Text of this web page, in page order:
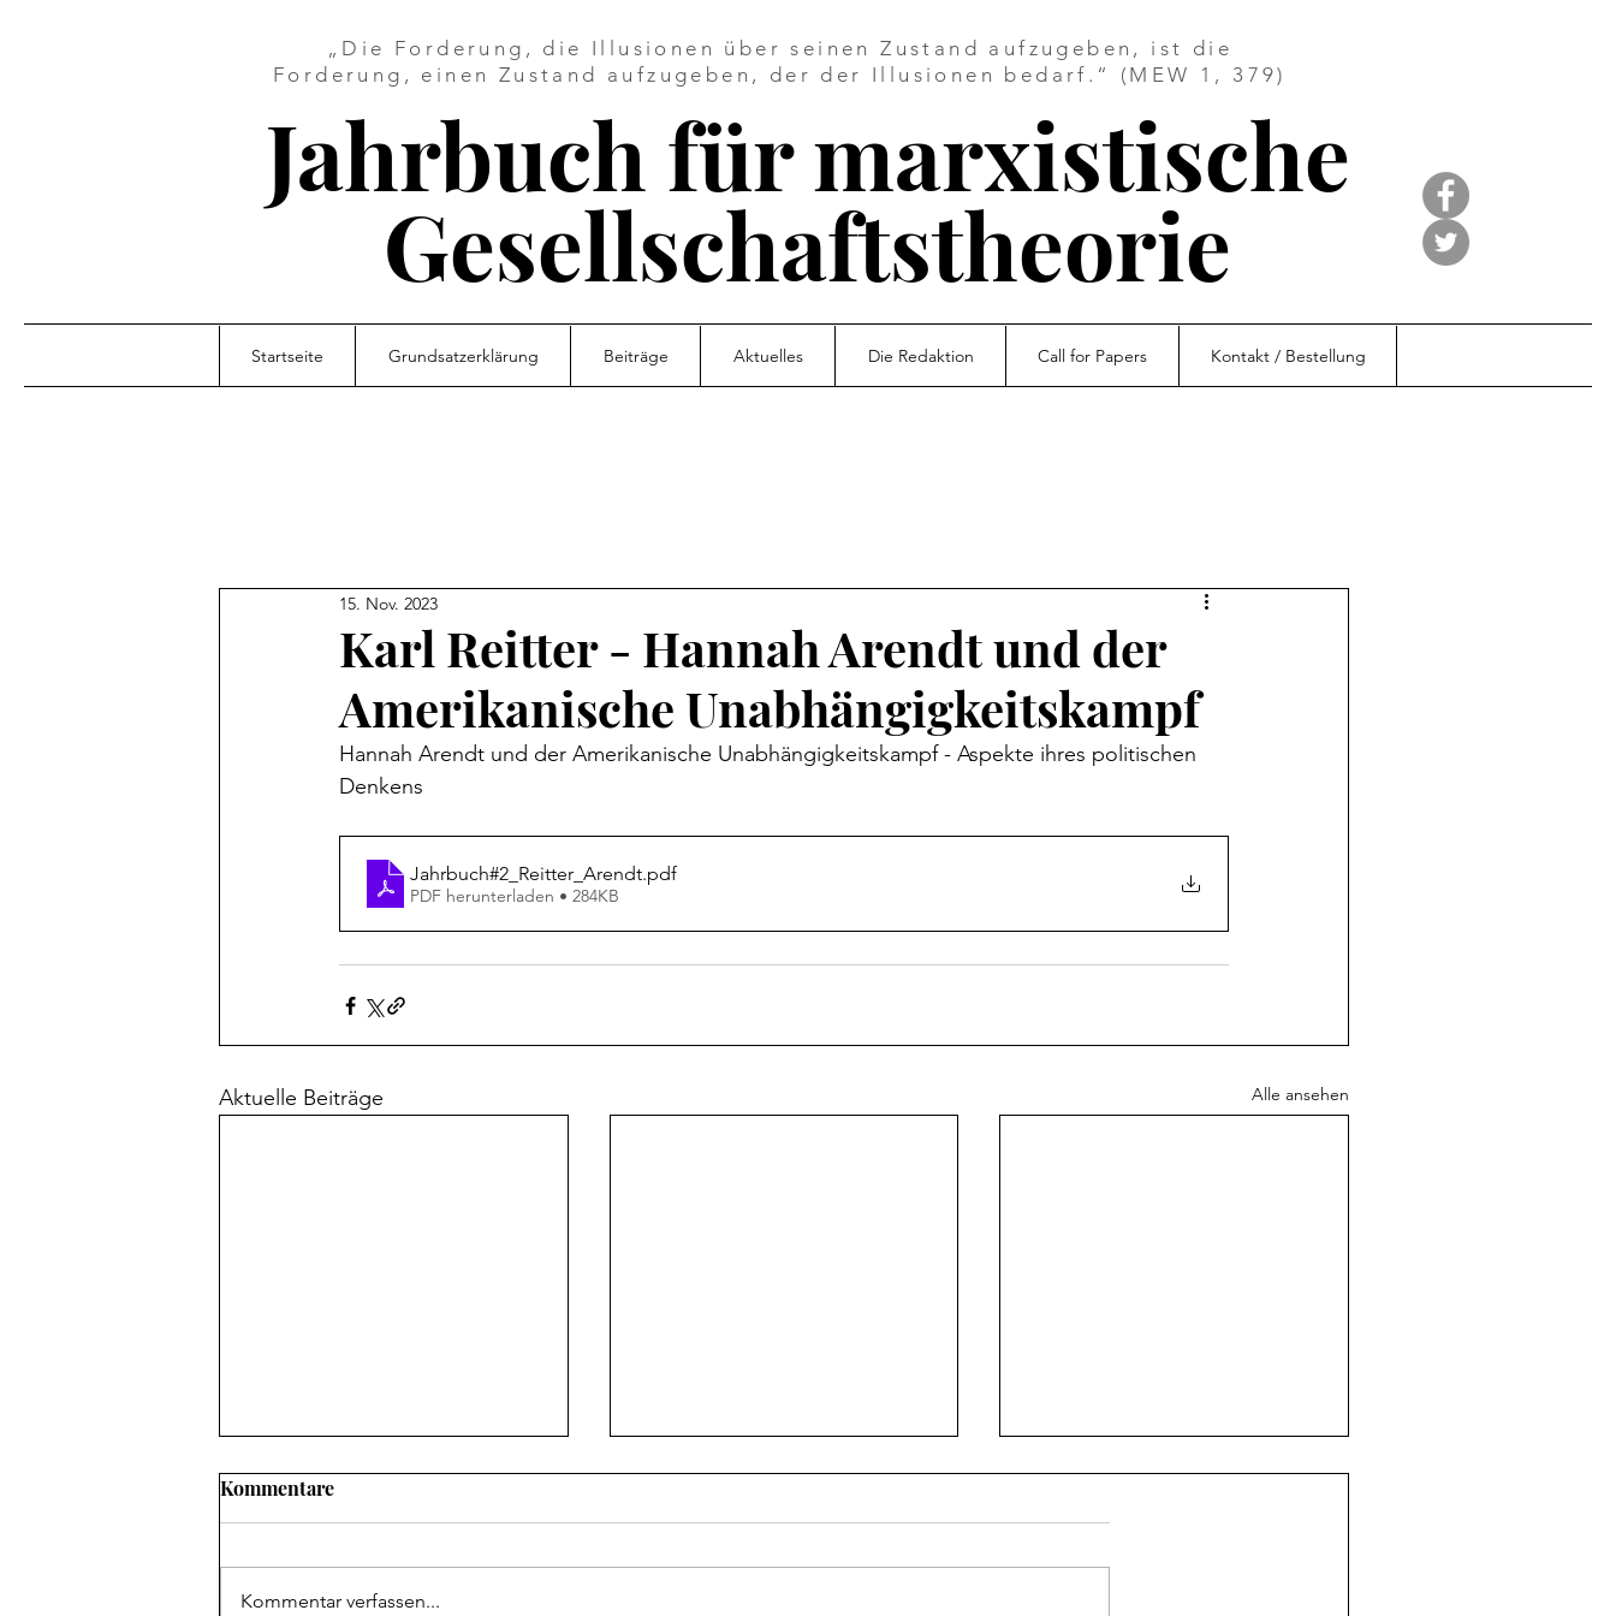
„Die Forderung, die Illusionen über seinen Zustand aufzugeben, ist die
Forderung, einen Zustand aufzugeben, der der Illusionen bedarf.“ (MEW 1, 379)
Jahrbuch für marxistische
Gesellschaftstheorie
Startseite Grundsatzerklärung Beiträge Aktuelles Die Redaktion Call for Papers Kontakt / Bestellung
Karl Reitter - Hannah Arendt und der
Amerikanische Unabhängigkeitskampf
15. Nov. 2023
Hannah Arendt und der Amerikanische Unabhängigkeitskampf - Aspekte ihres politischen
Denkens
Jahrbuch#2_Reitter_Arendt.pdf
PDF herunterladen • 284KB
Aktuelle Beiträge Alle ansehen
Kommentare
Kommentar verfassen...